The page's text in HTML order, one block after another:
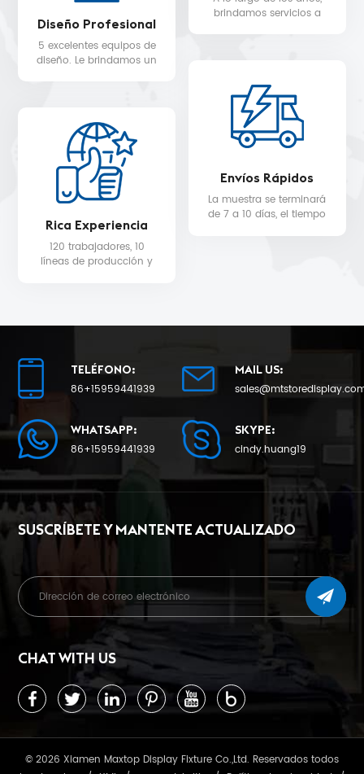
Diseño Profesional
5 excelentes equipos de
diseño. Le brindamos un
brindamos servicios a
STARBUCKS, DIOR,
Rica Experiencia
120 trabajadores, 10
líneas de producción y
Envíos Rápidos
La muestra se terminará
de 7 a 10 días, el tiempo
TELÉFONO:
86+15959441939
MAIL US:
WHATSAPP:
86+15959441939
SKYPE:
cindy.huang19
SUSCRÍBETE Y MANTENTE ACTUALIZADO
CHAT WITH US
© 2026 Xiamen Maxtop Display Fixture Co.,Ltd. Reservados todos